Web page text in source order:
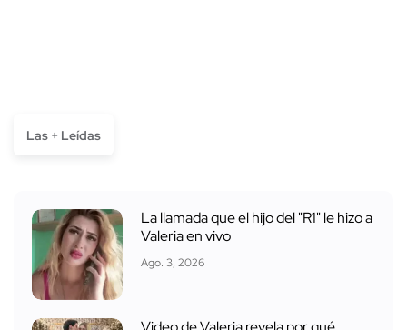
Las + Leídas
La llamada que el hijo del "R1" le hizo a
Valeria en vivo
Ago. 3, 2026